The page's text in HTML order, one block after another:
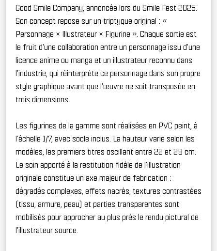
Good Smile Company, annoncée lors du Smile Fest 2025.
Son concept repose sur un triptyque original : «
Personnage × Illustrateur × Figurine ». Chaque sortie est
le fruit d'une collaboration entre un personnage issu d'une
licence anime ou manga et un illustrateur reconnu dans
l'industrie, qui réinterprète ce personnage dans son propre
style graphique avant que l'œuvre ne soit transposée en
trois dimensions.
Les figurines de la gamme sont réalisées en PVC peint, à
l'échelle 1/7, avec socle inclus. La hauteur varie selon les
modèles, les premiers titres oscillant entre 22 et 29 cm.
Le soin apporté à la restitution fidèle de l'illustration
originale constitue un axe majeur de fabrication :
dégradés complexes, effets nacrés, textures contrastées
(tissu, armure, peau) et parties transparentes sont
mobilisés pour approcher au plus près le rendu pictural de
l'illustrateur source.